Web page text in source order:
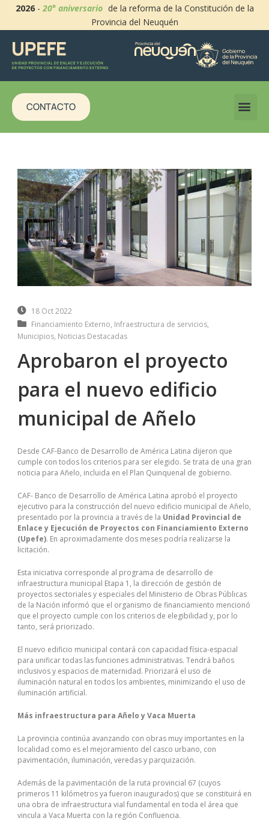
2026-20° aniversario de la reforma de la Constitución de la
Provincia del Neuquén
CONTACTO
18 Oct 2022
Financiamiento Externo, Infraestructura de servicios,
Municipios, Noticias Destacadas
Aprobaron el proyecto
para el nuevo edificio
municipal de Añelo
Desde CAF-Banco de Desarrollo de América Latina dijeron que
cumple con todos los criterios para ser elegido. Se trata de una gran
noticia para Añelo, incluida en el Plan Quinquenal de gobierno.
CAF- Banco de Desarrollo de América Latina aprobó el proyecto
ejecutivo para la construcción del nuevo edificio municipal de Añelo,
presentado por la provincia a través de la Unidad Provincial de
Enlace y Ejecución de Proyectos con Financiamiento Externo
(Upefe). En aproximadamente dos meses podría realizarse la
licitación.
Esta iniciativa corresponde al programa de desarrollo de
infraestructura municipal Etapa 1, la dirección de gestión de
proyectos sectoriales y especiales del Ministerio de Obras Públicas
de la Nación informó que el organismo de financiamiento mencionó
que el proyecto cumple con los criterios de elegibilidad y, por lo
tanto, será priorizado.
El nuevo edificio municipal contará con capacidad física-espacial
para unificar todas las funciones administrativas. Tendrá baños
inclusivos y espacios de maternidad. Priorizará el uso de
iluminación natural en todos los ambientes, minimizando el uso de
iluminación artificial.
Más infraestructura para Añelo y Vaca Muerta
La provincia continúa avanzando con obras muy importantes en la
localidad como es el mejoramiento del casco urbano, con
pavimentación, iluminación, veredas y parquización.
Además de la pavimentación de la ruta provincial 67 (cuyos
primeros 11 kilómetros ya fueron inaugurados) que se constituirá en
una obra de infraestructura vial fundamental en toda el área que
vincula a Vaca Muerta con la región Confluencia.